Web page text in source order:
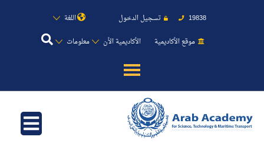
19838 تسجيل الدخول
اللغة
موقع الأكاديمية
الأكاديمية الأن معلومات
عن الأكاديمية
النقل البحري